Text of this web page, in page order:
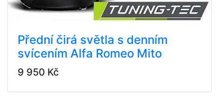
Přední čirá světla s denním
svícením Alfa Romeo Mito
9 950 Kč